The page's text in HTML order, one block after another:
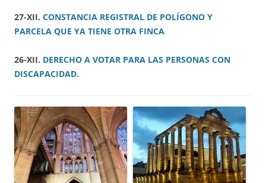
27-XII. CONSTANCIA REGISTRAL DE POLÍGONO Y
PARCELA QUE YA TIENE OTRA FINCA
26-XII. DERECHO A VOTAR PARA LAS PERSONAS CON
DISCAPACIDAD.